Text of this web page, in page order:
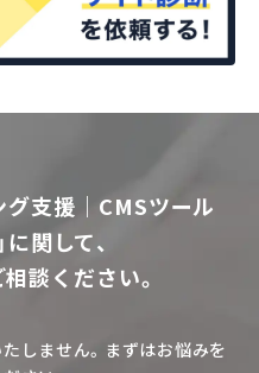
グ支援｜CMSツール
関して、
談ください。
しません。まずはお悩みを